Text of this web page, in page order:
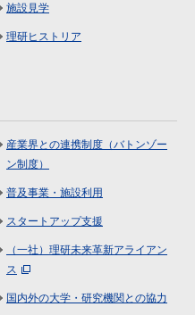
施設見学
理研ヒストリア
産業界との連携制度（バトンゾー
ン制度）
普及事業・施設利用
スタートアップ支援
（一社）理研未来革新アライアン
ス
国内外の大学・研究機関との協力